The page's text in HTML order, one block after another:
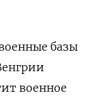
базы
военное